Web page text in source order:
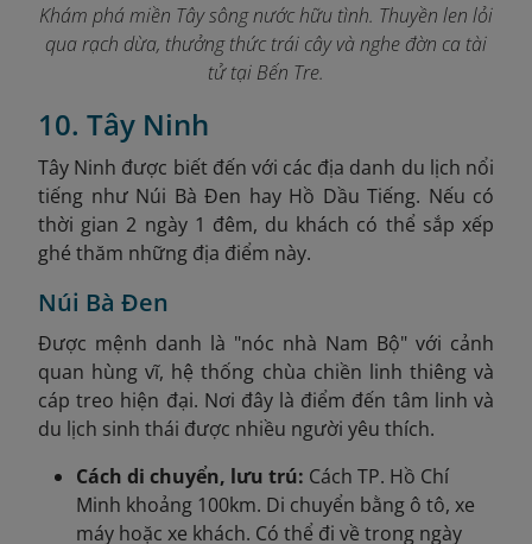
Khám phá miền Tây sông nước hữu tình. Thuyền len lỏi
qua rạch dừa, thưởng thức trái cây và nghe đờn ca tài
tử tại Bến Tre.
10. Tây Ninh
Tây Ninh được biết đến với các địa danh du lịch nổi
tiếng như Núi Bà Đen hay Hồ Dầu Tiếng. Nếu có
thời gian 2 ngày 1 đêm, du khách có thể sắp xếp
ghé thăm những địa điểm này.
Núi Bà Đen
Được mệnh danh là "nóc nhà Nam Bộ" với cảnh
quan hùng vĩ, hệ thống chùa chiền linh thiêng và
cáp treo hiện đại. Nơi đây là điểm đến tâm linh và
du lịch sinh thái được nhiều người yêu thích.
Cách di chuyển, lưu trú: Cách TP. Hồ Chí
Minh khoảng 100km. Di chuyển bằng ô tô, xe
máy hoặc xe khách. Có thể đi về trong ngày